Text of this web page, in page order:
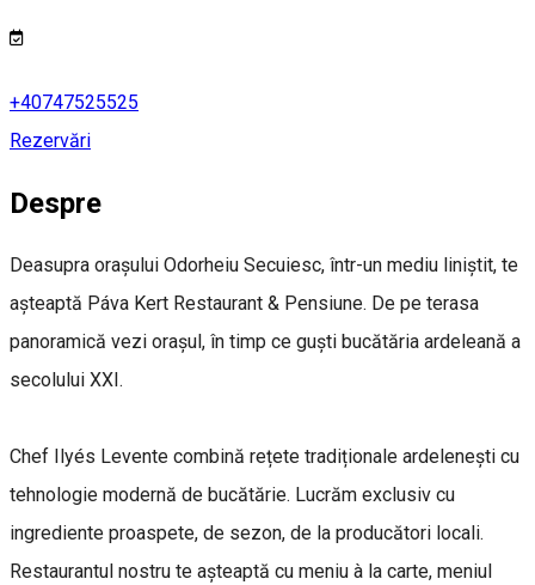
+40747525525
Rezervări
Despre
Deasupra orașului Odorheiu Secuiesc, într-un mediu liniștit, te
așteaptă Páva Kert Restaurant & Pensiune. De pe terasa
panoramică vezi orașul, în timp ce guști bucătăria ardeleană a
secolului XXI.
Chef Ilyés Levente combină rețete tradiționale ardelenești cu
tehnologie modernă de bucătărie. Lucrăm exclusiv cu
ingrediente proaspete, de sezon, de la producători locali.
Restaurantul nostru te așteaptă cu meniu à la carte, meniul